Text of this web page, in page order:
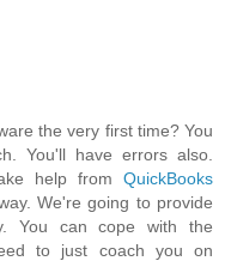
the very first time? You
You'll have errors also.
help from QuickBooks
We're going to provide
You can cope with the
to just coach you on